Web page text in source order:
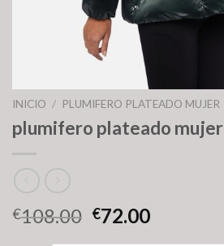
INICIO / PLUMIFERO PLATEADO MUJER
plumifero plateado mujer
€108.00 €72.00